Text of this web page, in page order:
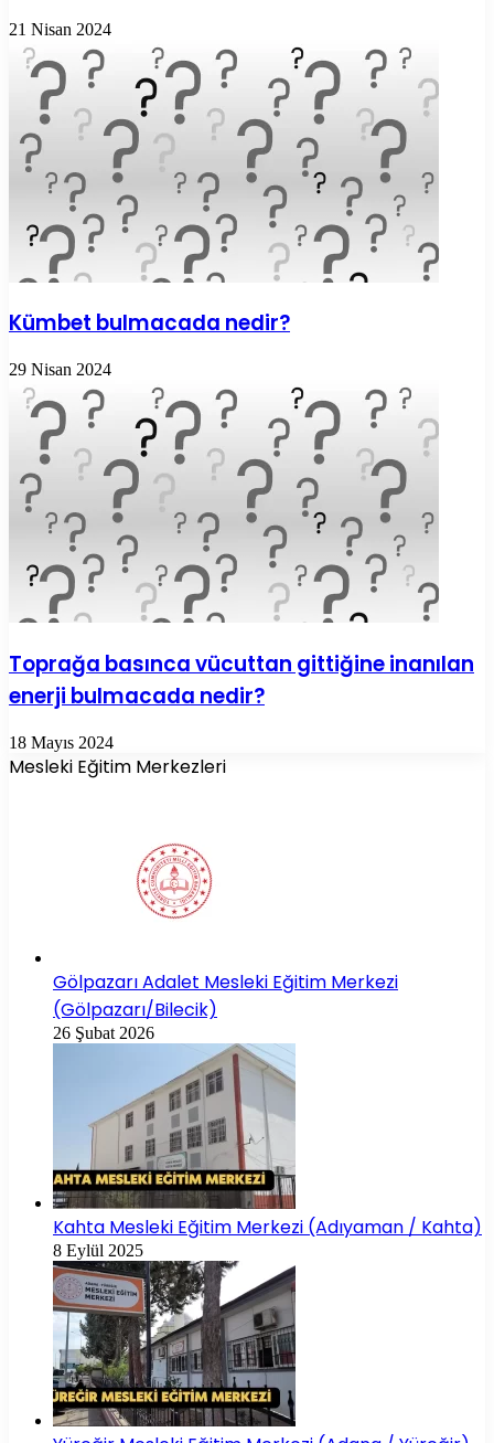
21 Nisan 2024
Kümbet bulmacada nedir?
29 Nisan 2024
Toprağa basınca vücuttan gittiğine inanılan
enerji bulmacada nedir?
18 Mayıs 2024
Mesleki Eğitim Merkezleri
Gölpazarı Adalet Mesleki Eğitim Merkezi
(Gölpazarı/Bilecik)
26 Şubat 2026
Kahta Mesleki Eğitim Merkezi (Adıyaman / Kahta)
8 Eylül 2025